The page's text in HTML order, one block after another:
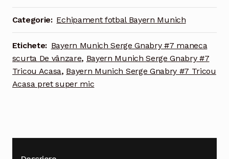
2021-
2022
maneca
Categorie: Echipament fotbal Bayern Munich
Etichete: Bayern Munich Serge Gnabry #7 maneca
scurta De vânzare, Bayern Munich Serge Gnabry #7
Tricou Acasa, Bayern Munich Serge Gnabry #7 Tricou
Acasa pret super mic